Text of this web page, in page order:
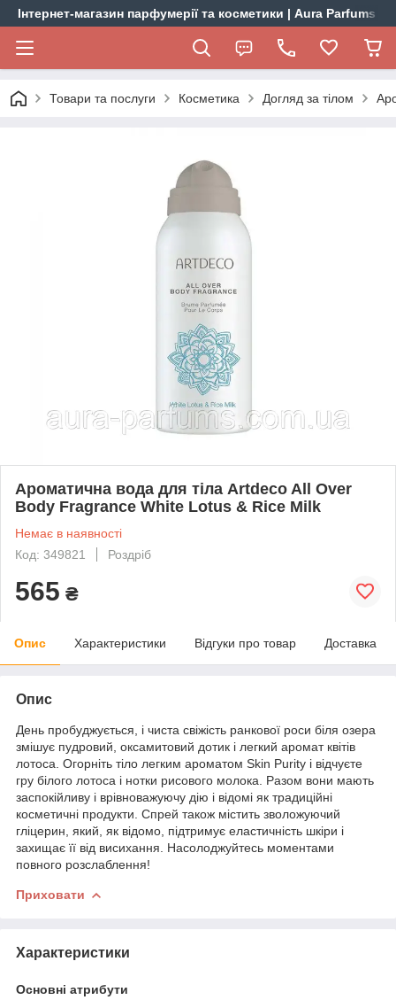
Інтернет-магазин парфумерії та косметики | Aura Parfums
Товари та послуги Косметика Догляд за тілом
Ароматична вода для тіла Artdeco All Over
Body Fragrance White Lotus & Rice Milk
Немає в наявності
Код: 349821
Роздріб
565 ₴
Опис Характеристики Відгуки про товар Доставка
Опис
День пробуджується, і чиста свіжість ранкової роси біля озера
змішує пудровий, оксамитовий дотик і легкий аромат квітів
лотоса. Огорніть тіло легким ароматом Skin Purity і відчуєте
гру білого лотоса і нотки рисового молока. Разом вони мають
заспокійливу і врівноважуючу дію і відомі як традиційні
косметичні продукти. Спрей також містить зволожуючий
гліцерин, який, як відомо, підтримує еластичність шкіри і
захищає її від висихання. Насолоджуйтесь моментами
повного розслаблення!
Приховати
Характеристики
Основні атрибути